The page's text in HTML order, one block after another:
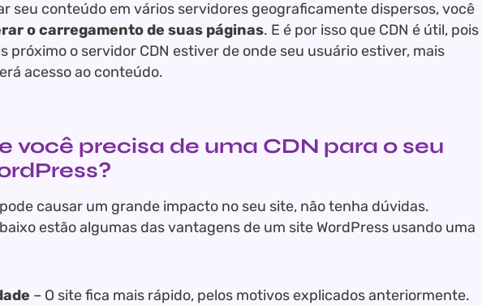
seu conteúdo em vários servidores geograficamente dispersos, você
o carregamento de suas páginas. E é por isso que CDN é útil, pois
próximo o servidor CDN estiver de onde seu usuário estiver, mais
acesso ao conteúdo.
você precisa de uma CDN para o seu
pode causar um grande impacto no seu site, não tenha dúvidas.
estão algumas das vantagens de um site WordPress usando uma
– O site fica mais rápido, pelos motivos explicados anteriormente.